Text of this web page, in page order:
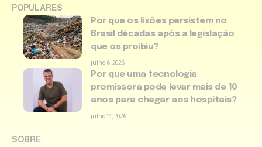
POPULARES
Por que os lixões persistem no
Brasil décadas após a legislação
que os proibiu?
julho 6, 2026
Por que uma tecnologia
promissora pode levar mais de 10
anos para chegar aos hospitais?
julho 14, 2026
SOBRE